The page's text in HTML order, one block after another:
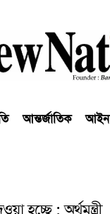
আন্তর্জাতিক আইন